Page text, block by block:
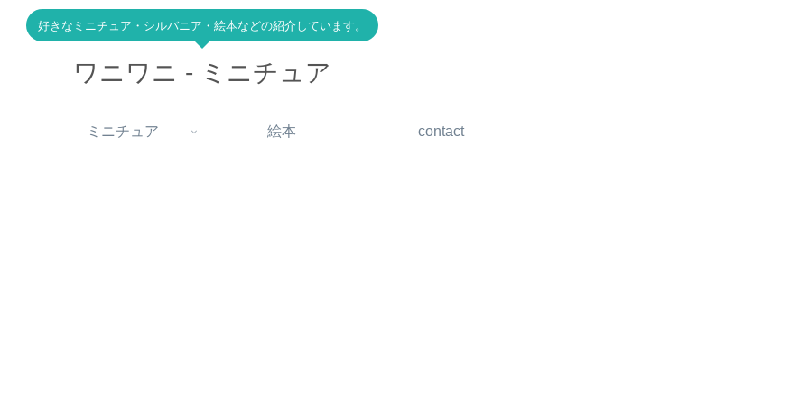
好きなミニチュア・シルバニア・絵本などの紹介しています。
ワニワニ - ミニチュア
ミニチュア 絵本 contact